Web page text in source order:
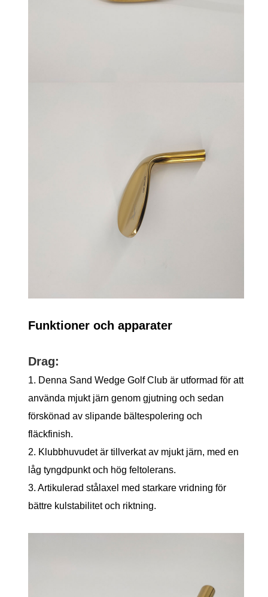
Funktioner och apparater
Drag:
1. Denna Sand Wedge Golf Club är utformad för att
använda mjukt järn genom gjutning och sedan
förskönad av slipande bältespolering och
fläckfinish.
2. Klubbhuvudet är tillverkat av mjukt järn, med en
låg tyngdpunkt och hög feltolerans.
3. Artikulerad stålaxel med starkare vridning för
bättre kulstabilitet och riktning.